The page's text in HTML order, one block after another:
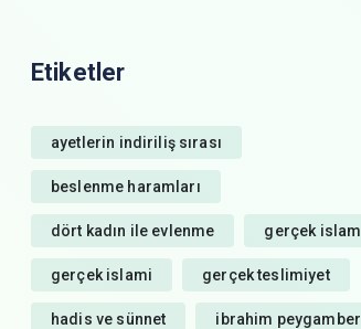
Etiketler
ayetlerin indiriliş sırası
beslenme haramları
dört kadın ile evlenme gerçek islam
gerçek islami gerçek teslimiyet
hadis ve sünnet ibrahim peygamber